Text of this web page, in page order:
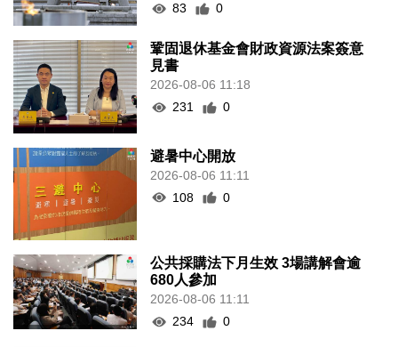
83
0
鞏固退休基金會財政資源法案簽意
見書
2026-08-06 11:18
231
0
避暑中心開放
2026-08-06 11:11
108
0
公共採購法下月生效 3場講解會逾
680人參加
2026-08-06 11:11
234
0